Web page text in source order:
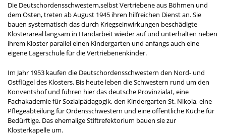
Die Deutschordensschwestern,selbst Vertriebene aus Böhmen und
dem Osten, treten ab August 1945 ihren hilfreichen Dienst an. Sie
bauen systematisch das durch Kriegseinwirkungen beschädigte
Klosterareal langsam in Handarbeit wieder auf und unterhalten neben
ihrem Kloster parallel einen Kindergarten und anfangs auch eine
eigene Lagerschule für die Vertriebenenkinder.
Im Jahr 1953 kaufen die Deutschordensschwestern den Nord- und
Ostflügel des Klosters. Bis heute leben die Schwestern rund um den
Konventshof und führen hier das deutsche Provinzialat, eine
Fachakademie für Sozialpädagogik, den Kindergarten St. Nikola, eine
Pflegeabteilung für Ordensschwestern und eine öffentliche Küche für
Bedürftige. Das ehemalige Stiftrefektorium bauen sie zur
Klosterkapelle um.